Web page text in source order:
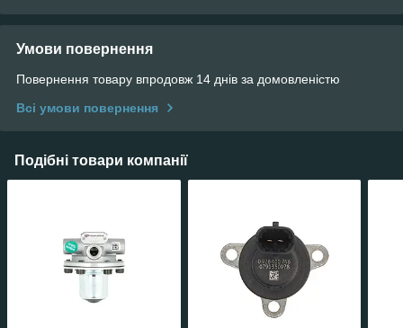
Умови повернення
Повернення товару впродовж 14 днів за домовленістю
Всі умови повернення
Подібні товари компанії